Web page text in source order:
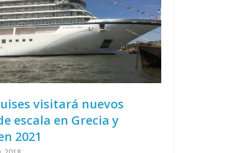
visitará nuevos
escala en Grecia y
2021